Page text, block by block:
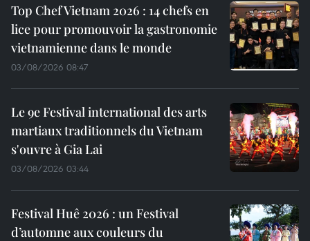
Top Chef Vietnam 2026 : 14 chefs en
lice pour promouvoir la gastronomie
vietnamienne dans le monde
03/08/2026 08:47
Le 9e Festival international des arts
martiaux traditionnels du Vietnam
s'ouvre à Gia Lai
03/08/2026 03:44
Festival Huê 2026 : un Festival
d’automne aux couleurs du